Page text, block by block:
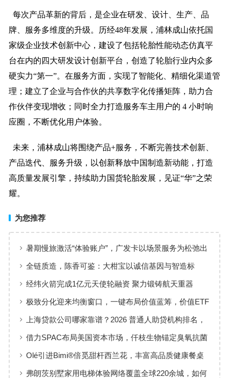
每次产品革新的背后，是企业在研发、设计、生产、品
牌、服务多维度的升级。历经48年发展，浦林成山依托国
家级企业技术创新中心，建设了包括轮胎性能动态仿真平
台在内的四大研发设计创新平台，创造了轮胎行业内众多
硬实力“第一”。在服务方面，实现了智能化、精细化渠道管
理；建立了企业与合作伙的共享数字化传播矩阵，助力合
作伙伴变现增收；同时全力打造服务车主用户的 4 小时响
应圈，不断优化用户体验。
未来，浦林成山将围绕产品+服务，不断完善技术创新、
产品迭代、服务升级，以创新释放中国制造新动能，打造
高质量发展引擎，持续助力国货轮胎发展，见证“华”之荣
耀。
为您推荐
暑期慢旅激活“体验账户”，广发卡以场景服务为松弛出
行添彩
全链质造，陈香可鉴：大柑宝以诚信基因与智造标
准，定义新会陈皮高质量发展
经纬火箭完成1亿元天使轮融资 聚力锻铸航天重器
极致分化迎来均衡窗口，一键布局价值蓝筹，价值ETF
华夏火热开售
上海贷款公司哪家靠谱？2026 普通人助贷机构排名，
工薪族借钱选择指南
借力SPAC布局美国资本市场，仟枝生物锚定臭氧抗菌
黄金赛道
Olé引进Bimi®倍觅甜杆西兰花，丰富高品质健康餐桌
新选择
弗朗茨别墅家用电梯体验网络覆盖全球220余城，如何